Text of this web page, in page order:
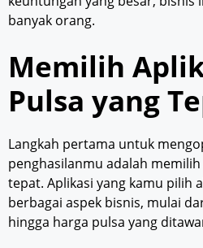
banyak orang.
Memilih
Pulsa yang
Langkah pertama untuk
penghasilanmu adalah
tepat. Aplikasi yang kamu pilih
berbagai aspek bisnis, mulai
hingga harga pulsa yang